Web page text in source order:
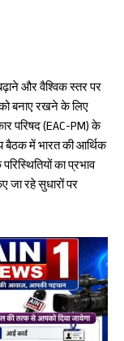
और वैश्विक स्तर पर
को बनाए रखने के लिए
परिषद (EAC-PM) के
में भारत की आर्थिक
का प्रभाव
रहे सुधारों पर